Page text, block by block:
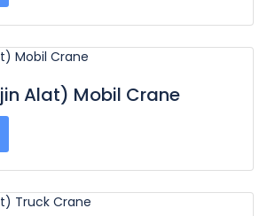
Alat) Mobil Crane